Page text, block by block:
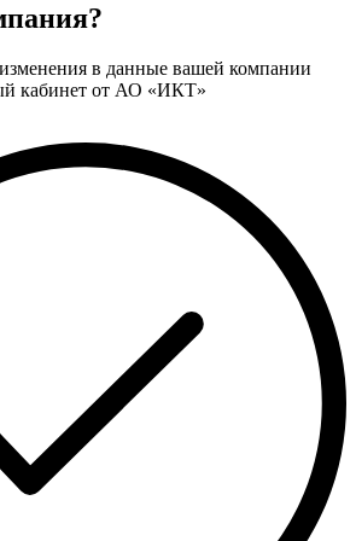
в данные вашей компании
кабинет от АО «ИКТ»